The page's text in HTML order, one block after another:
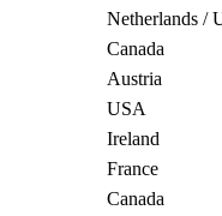
Netherlands /
Canada
Austria
USA
Ireland
France
Canada